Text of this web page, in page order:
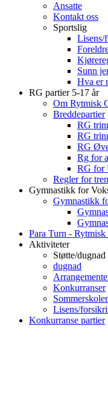
Ansatte
Kontakt oss
Sportslig
Lisens/
Sunn
Hva er
RG partier 5-17 år
Om Rytmisk
Breddepartier
RG
RG
RG
Rg for
RG for
Regler for
Gymnastikk for
Gymnastikk
Para Turn -
Aktiviteter
Støtte/dugnad
dugnad
Konkurranser
Lisens/
Konkurranse partier